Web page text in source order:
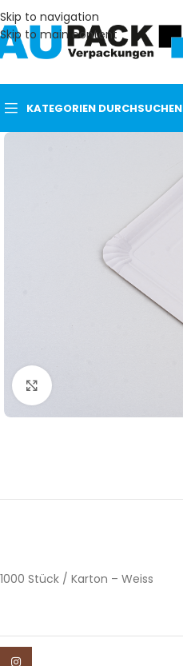
Skip to navigation
Skip to main content
KATEGORIEN DURCHSUCHEN
Dönerverpackung
Pizzakarton
Salatschale
1000 Stück / Karton – Weiss